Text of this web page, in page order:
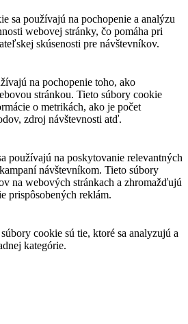
sa používajú na pochopenie a analýzu
webovej stránky, čo pomáha pri
skúsenosti pre návštevníkov.
na pochopenie toho, ako
stránkou. Tieto súbory cookie
o metrikách, ako je počet
zdroj návštevnosti atď.
používajú na poskytovanie relevantných
návštevníkom. Tieto súbory
na webových stránkach a zhromažďujú
prispôsobených reklám.
cookie sú tie, ktoré sa analyzujú a
kategórie.